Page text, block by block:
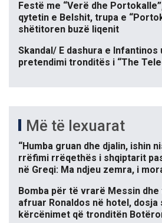
Festë me “Verë dhe
qytetin e Belshit, trupa e
shëtitoren buzë liqenit
Skandal/ E dashura e Infantinos
pretendimi tronditës i “The
Më të lexuarat
“Humba gruan dhe djalin, ishin
rrëfimi rrëqethës i shqiptarit
në Greqi: Ma ndjeu zemra, i
Bomba për të vrarë Messin
afruar Ronaldos në hotel,
kërcënimet që tronditën